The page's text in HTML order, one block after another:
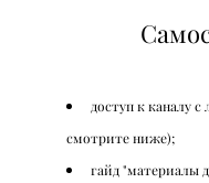
доступ к каналу
смотрите ниже);
гайд "материалы